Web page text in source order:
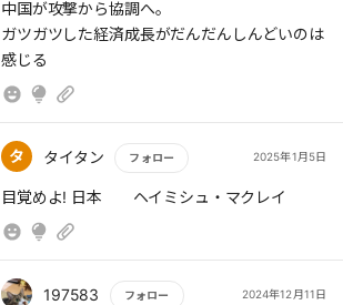
中国が攻撃から協調へ。
ガツガツした経済成長がだんだんしんどいのは
感じる
タ タイタン フォロー 2025年1月5日
もっと読む
197583 フォロー 2024年12月11日